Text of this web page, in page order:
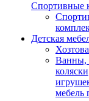
Спортивные
Детская
Ванны,
мебель